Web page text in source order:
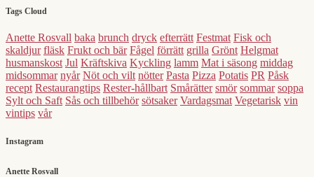
Tags Cloud
Anette Rosvall baka brunch dryck efterrätt Festmat Fisk och
skaldjur fläsk Frukt och bär Fågel förrätt grilla Grönt Helgmat
husmanskost Jul Kräftskiva Kyckling lamm Mat i säsong middag
midsommar nyår Nöt och vilt nötter Pasta Pizza Potatis PR Påsk
recept Restaurangtips Rester-hållbart Smårätter smör sommar soppa
Sylt och Saft Sås och tillbehör sötsaker Vardagsmat Vegetarisk vin
vintips vår
Instagram
Anette Rosvall